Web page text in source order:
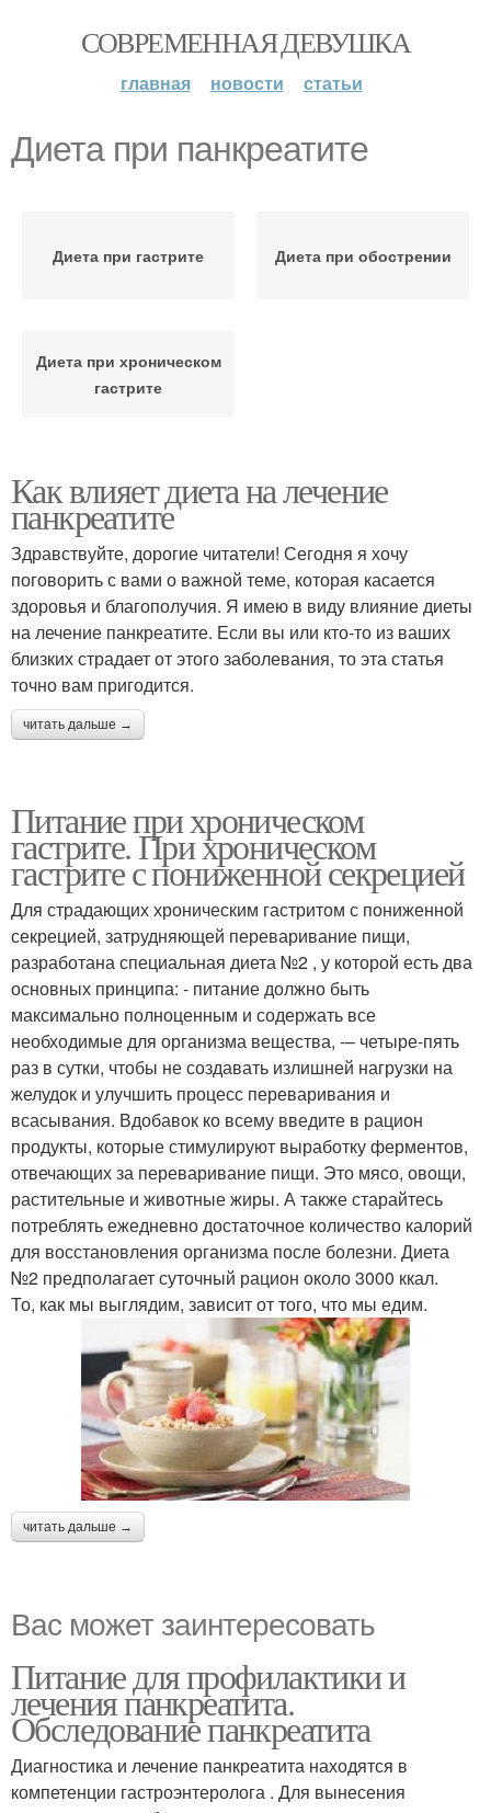
СОВРЕМЕННАЯ ДЕВУШКА
главная новости статьи
Диета при панкреатите
Диета при гастрите Диета при обострении
Диета при хроническом
гастрите
Как влияет диета на лечение
панкреатите
Здравствуйте, дорогие читатели! Сегодня я хочу
поговорить с вами о важной теме, которая касается
здоровья и благополучия. Я имею в виду влияние диеты
на лечение панкреатите. Если вы или кто-то из ваших
близких страдает от этого заболевания, то эта статья
точно вам пригодится.
читать дальше →
Питание при хроническом
гастрите. При хроническом
гастрите с пониженной секрецией
Для страдающих хроническим гастритом с пониженной
секрецией, затрудняющей переваривание пищи,
разработана специальная диета №2 , у которой есть два
основных принципа: - питание должно быть
максимально полноценным и содержать все
необходимые для организма вещества, -– четыре-пять
раз в сутки, чтобы не создавать излишней нагрузки на
желудок и улучшить процесс переваривания и
всасывания. Вдобавок ко всему введите в рацион
продукты, которые стимулируют выработку ферментов,
отвечающих за переваривание пищи. Это мясо, овощи,
растительные и животные жиры. А также старайтесь
потреблять ежедневно достаточное количество калорий
для восстановления организма после болезни. Диета
№2 предполагает суточный рацион около 3000 ккал.
То, как мы выглядим, зависит от того, что мы едим.
читать дальше →
Вас может заинтересовать
Питание для профилактики и
лечения панкреатита.
Обследование панкреатита
Диагностика и лечение панкреатита находятся в
компетенции гастроэнтеролога . Для вынесения